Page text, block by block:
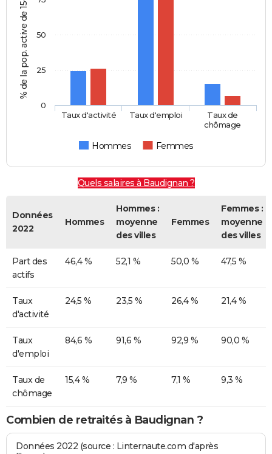
% de la pop. active de 15-64 ans
Hommes Femmes
Taux d'activité Taux d'emploi
Taux de
chômage
0
25
50
Quels salaires à Baudignan ?
Données
2022
Hommes
Hommes :
moyenne
des villes
Femmes
Femmes :
moyenne
des villes
Part des
actifs
46,4 % 52,1 % 50,0 % 47,5 %
Taux
d'activité
24,5 % 23,5 % 26,4 % 21,4 %
Taux
d'emploi
84,6 % 91,6 % 92,9 % 90,0 %
Taux de
chômage
15,4 % 7,9 % 7,1 % 9,3 %
Combien de retraités à Baudignan ?
Données 2022 (source : Linternaute.com d'après